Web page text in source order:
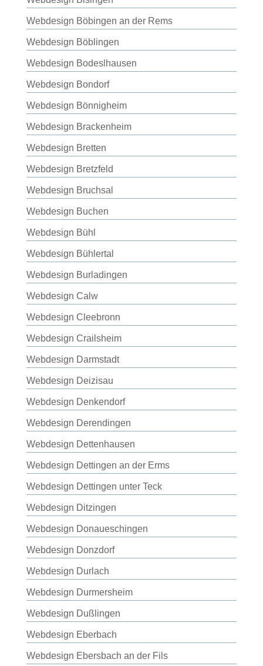
Webdesign Böbingen an der Rems
Webdesign Böblingen
Webdesign Bodeslhausen
Webdesign Bondorf
Webdesign Bönnigheim
Webdesign Brackenheim
Webdesign Bretten
Webdesign Bretzfeld
Webdesign Bruchsal
Webdesign Buchen
Webdesign Bühl
Webdesign Bühlertal
Webdesign Burladingen
Webdesign Calw
Webdesign Cleebronn
Webdesign Crailsheim
Webdesign Darmstadt
Webdesign Deizisau
Webdesign Denkendorf
Webdesign Derendingen
Webdesign Dettenhausen
Webdesign Dettingen an der Erms
Webdesign Dettingen unter Teck
Webdesign Ditzingen
Webdesign Donaueschingen
Webdesign Donzdorf
Webdesign Durlach
Webdesign Durmersheim
Webdesign Dußlingen
Webdesign Eberbach
Webdesign Ebersbach an der Fils